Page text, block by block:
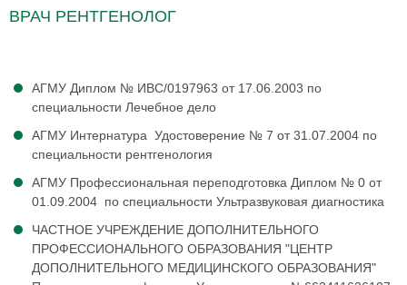
ВРАЧ РЕНТГЕНОЛОГ
АГМУ Диплом № ИВС/0197963 от 17.06.2003 по
специальности Лечебное дело
АГМУ Интернатура Удостоверение № 7 от 31.07.2004 по
специальности рентгенология
АГМУ Профессиональная переподготовка Диплом № 0 от
01.09.2004 по специальности Ультразвуковая диагностика
ЧАСТНОЕ УЧРЕЖДЕНИЕ ДОПОЛНИТЕЛЬНОГО
ПРОФЕССИОНАЛЬНОГО ОБРАЗОВАНИЯ "ЦЕНТР
ДОПОЛНИТЕЛЬНОГО МЕДИЦИНСКОГО ОБРАЗОВАНИЯ"